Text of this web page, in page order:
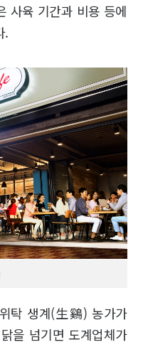
사육 기간과 비용 등에
.
탁 생계(生鷄) 농가가
을 넘기면 도계업체가